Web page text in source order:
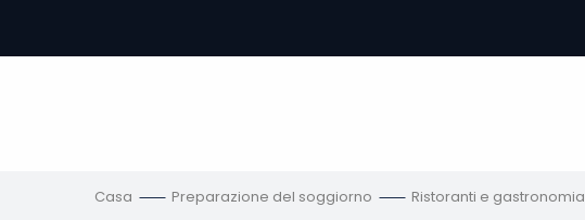
contenu
Casa Preparazione del soggiorno Ristoranti e gastronomia